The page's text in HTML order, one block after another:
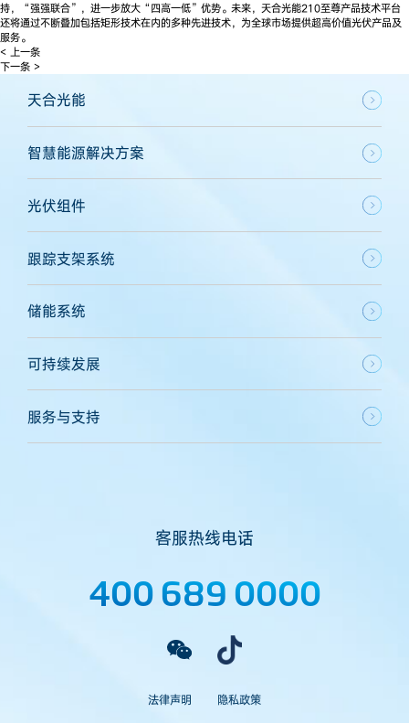
持，“强强联合”，进一步放大“四高一低”优势。未来，天合光能210至尊产品技术平台
还将通过不断叠加包括矩形技术在内的多种先进技术，为全球市场提供超高价值光伏产品及
服务。
< 上一条
下一条 >
天合光能
智慧能源解决方案
光伏组件
跟踪支架系统
储能系统
可持续发展
服务与支持
客服热线电话
400 689 0000
法律声明 隐私政策